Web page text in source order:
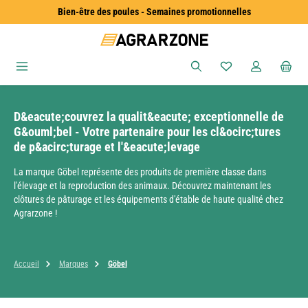
Passer au contenu principalBien-être des poules - Semaines promotionnelles
Vous avez 0
D&eacute;couvrez la qualit&eacute; exceptionnelle de
G&ouml;bel - Votre partenaire pour les cl&ocirc;tures
de p&acirc;turage et l'&eacute;levage
La marque Göbel représente des produits de première classe dans
l'élevage et la reproduction des animaux. Découvrez maintenant les
clôtures de pâturage et les équipements d'étable de haute qualité chez
Agrarzone !
Accueil Marques Göbel